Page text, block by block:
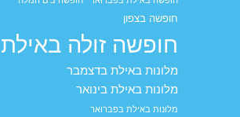
חופשה בצפון
חופשה זולה באילת
מלונות באילת בדצמבר
מלונות באילת בינואר
מלונות באילת בפברואר